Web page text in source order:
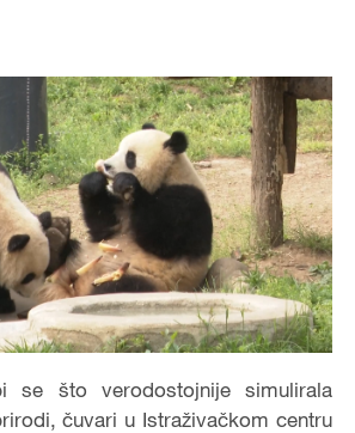
se što verodostojnije simulirala
čuvari u Istraživačkom centru